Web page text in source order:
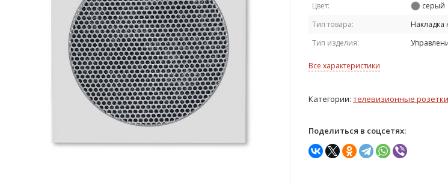
Цвет:
серый
Тип товара:
Накладка
Тип изделия:
Все характеристики
Категории: телевизионные розетки
Поделиться в соцсетях: